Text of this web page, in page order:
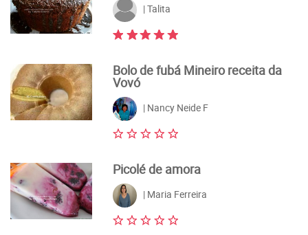
| Talita
Bolo de fubá Mineiro receita da
Vovó
| Nancy Neide F
Picolé de amora
| Maria Ferreira